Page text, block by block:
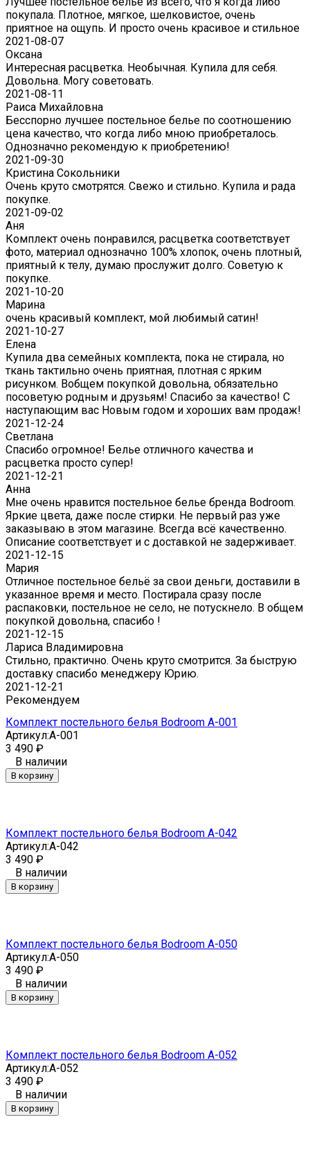
покупала. Плотное, мягкое, шелковистое, очень
приятное на ощупь. И просто очень красивое и стильное
2021-08-07
Оксана
Интересная расцветка. Необычная. Купила для себя.
Довольна. Могу советовать.
2021-08-11
Раиса Михайловна
Бесспорно лучшее постельное белье по соотношению
цена качество, что когда либо мною приобреталось.
Однозначно рекомендую к приобретению!
2021-09-30
Кристина Сокольники
Очень круто смотрятся. Свежо и стильно. Купила и рада
покупке.
2021-09-02
Аня
Комплект очень понравился, расцветка соответствует
фото, материал однозначно 100% хлопок, очень плотный,
приятный к телу, думаю прослужит долго. Советую к
покупке.
2021-10-20
Марина
очень красивый комплект, мой любимый сатин!
2021-10-27
Елена
Купила два семейных комплекта, пока не стирала, но
ткань тактильно очень приятная, плотная с ярким
рисунком. Вобщем покупкой довольна, обязательно
посоветую родным и друзьям! Спасибо за качество! С
наступающим вас Новым годом и хороших вам продаж!
2021-12-24
Светлана
Спасибо огромное! Белье отличного качества и
расцветка просто супер!
2021-12-21
Анна
Мне очень нравится постельное белье бренда Bodroom.
Яркие цвета, даже после стирки. Не первый раз уже
заказываю в этом магазине. Всегда всё качественно.
Описание соответствует и с доставкой не задерживает.
2021-12-15
Мария
Отличное постельное бельё за свои деньги, доставили в
указанное время и место. Постирала сразу после
распаковки, постельное не село, не потускнело. В общем
покупкой довольна, спасибо !
2021-12-15
Лариса Владимировна
Стильно, практично. Очень круто смотрится. За быструю
доставку спасибо менеджеру Юрию.
2021-12-21
Рекомендуем
Комплект постельного белья Bodroom A-001
Артикул:A-001
3 490 ₽
В наличии
В корзину
Комплект постельного белья Bodroom A-042
Артикул:A-042
3 490 ₽
В наличии
В корзину
Комплект постельного белья Bodroom A-050
Артикул:A-050
3 490 ₽
В наличии
В корзину
Комплект постельного белья Bodroom A-052
Артикул:A-052
3 490 ₽
В наличии
В корзину